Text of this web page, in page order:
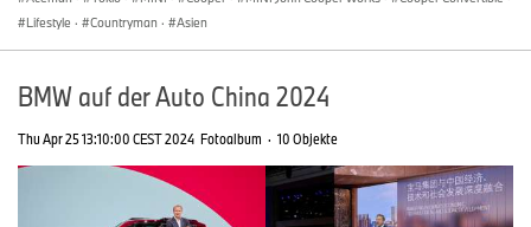
Lifestyle · Countryman · Asien
BMW auf der Auto China 2024
Thu Apr 25 13:10:00 CEST 2024 Fotoalbum · 10 Objekte